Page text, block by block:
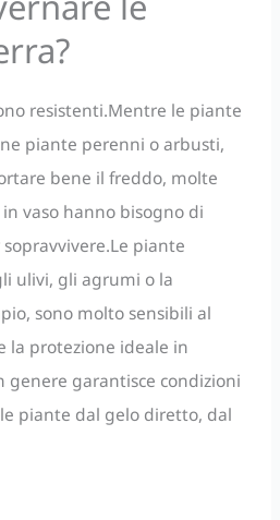
resistenti.Mentre le piante
piante perenni o arbusti,
bene il freddo, molte
vaso hanno bisogno di
piante
ulivi, gli agrumi o la
sono molto sensibili al
la protezione ideale in
genere garantisce condizioni
piante dal gelo diretto, dal